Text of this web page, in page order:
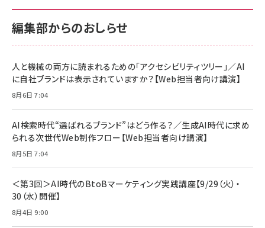
￥880
anan(アンアン)2026/06/24号 No.2500増刊
スペシャルエディション[王道エンタメの矜持／
￥1,100
年後半、あなたの恋と運命／山田涼介]
￥880
￥1,870
サポート正規品 メーカー保証5年 KLMEA128G
NIMASO ガラスフィルム iPhone 17 用 保護フィ
すい ガイド枠付き いPhone17 (6.3インチ) 対応
2枚セット DSP25F1698
￥1,599
【New】Amazon Fire TV Stick HD | 手軽にスト
レイヤー
￥6,980
Anker Soundcore P31i (Bluetooth 6.1) 【完
全ワイヤレスイヤホン/アクティブノイズキャンセリ
ング/マルチポイント接続 / 最大50時間再生 / PSE
サポート正規品 メーカー保証5年 KLMEA128G
Amazon eギフトカード - Amazonロゴ - クラ
￥5,000
ケーブル Anker絡まないケーブル 240W 結束バン
17 / 16 / 15 / Galaxy iPad Pro MacBook
Pro/Air 各種対応 (1.8m ミッドナイトブラック)
￥1,890
キャンペーン】
編集部からのおしらせ
人と機械の両方に読まれるための「アクセシビリティツリー」／AI
に自社ブランドは表示されていますか？【Web担当者向け講演】
8月6日 7:04
AI検索時代“選ばれるブランド”はどう作る？／生成AI時代に求め
られる次世代Web制作フロー【Web担当者向け講演】
8月5日 7:04
＜第3回＞AI時代のBtoBマーケティング実践講座【9/29（火）・
30（水）開催】
8月4日 9:00